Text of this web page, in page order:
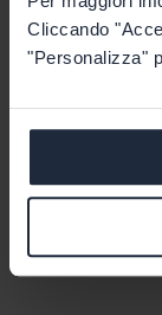
Cliccando
"Personalizza"